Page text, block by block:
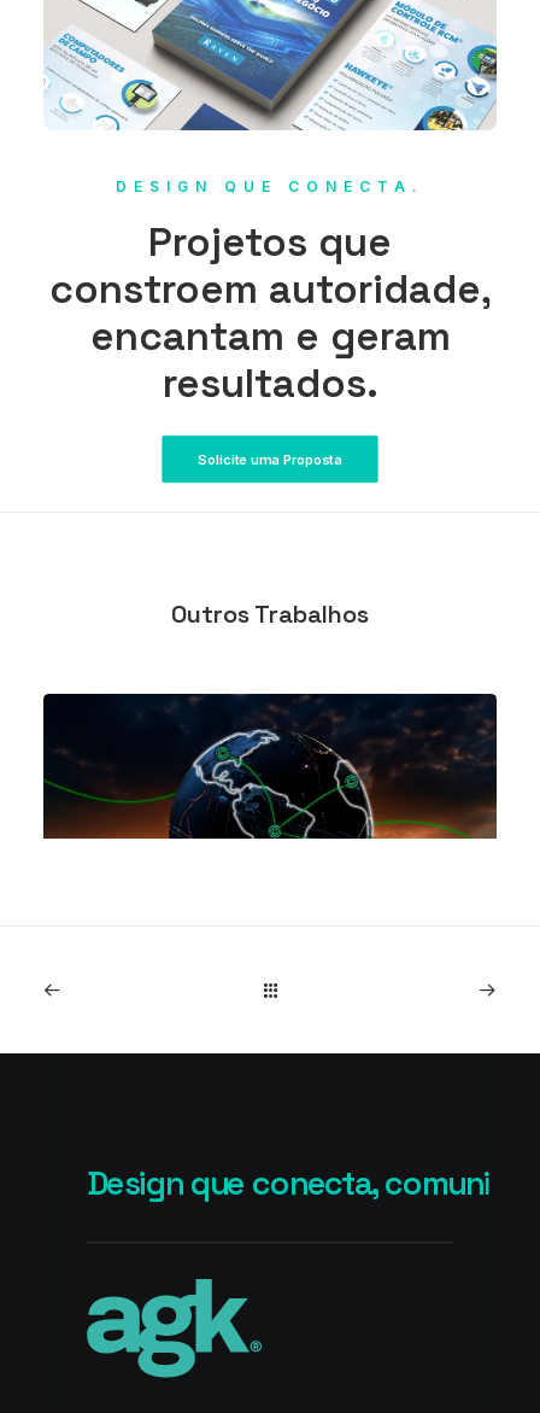
DESIGN QUE CONECTA.
Projetos que
constroem autoridade,
encantam e geram
resultados.
Solicite uma Proposta
Outros Trabalhos
Agriconnection
Design que conecta,